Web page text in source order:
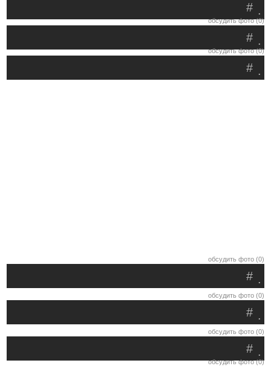
.
#
обсудить фото (0)
.
#
обсудить фото (0)
.
#
обсудить фото (0)
.
#
обсудить фото (0)
.
#
обсудить фото (0)
.
#
обсудить фото (0)